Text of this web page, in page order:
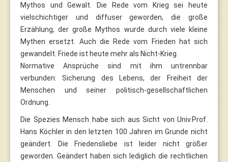
Mythos und Gewalt. Die Rede vom Krieg sei heute
vielschichtiger und diffuser geworden, die große
Erzählung, der große Mythos wurde durch viele kleine
Mythen ersetzt. Auch die Rede vom Frieden hat sich
gewandelt. Friede ist heute mehr als Nicht-Krieg.
Normative Ansprüche sind mit ihm untrennbar
verbunden: Sicherung des Lebens, der Freiheit der
Menschen und seiner politisch-gesellschaftlichen
Ordnung.
Die Spezies Mensch habe sich aus Sicht von Univ.Prof.
Hans Köchler in den letzten 100 Jahren im Grunde nicht
geändert. Die Friedensliebe ist leider nicht größer
geworden. Geändert haben sich lediglich die rechtlichen